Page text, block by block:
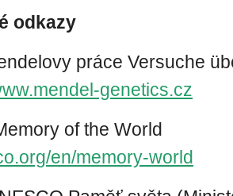
odkazy
práce Versuche
genetics.cz
of the World
en/memory-world